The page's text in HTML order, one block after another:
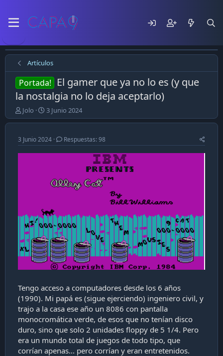
Artículos
Portada!
El gamer que ya no lo es (y que
la nostalgia no lo deja aceptarlo)
E
m
e
z
ó
Jolo
F
e
h
a
d
i
c
a
c
i
ó
n
3 Junio 2024
3 Junio 2024 Respuestas: 98
Tengo acceso a computadores desde los 6 años
(1990). Mi papá es (sigue ejerciendo) ingeniero civil, y
trajo a la casa ese año un 8086 con pantalla
monocromática verde, de esos que no tenían disco
duro, sino que solo 2 unidades floppy de 5 1/4. Pero
era un mundo total de juegos de todo tipo, que
corrían apenas... pero corrían y eran entretenidos.